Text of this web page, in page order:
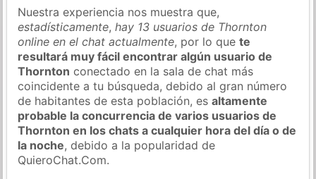
Nuestra experiencia nos muestra que,
estadísticamente,hay 13 usuarios de Thornton
online en el chat actualmente, por lo quete
resultará muy fácil encontrar algún usuario de
Thornton conectado en la sala de chat más
coincidente a tu búsqueda, debido al gran número
de habitantes de esta población, esaltamente
probable la concurrencia de varios usuarios de
Thornton en los chats a cualquier hora del día o de
la noche, debido a la popularidad de
QuieroChat.Com.